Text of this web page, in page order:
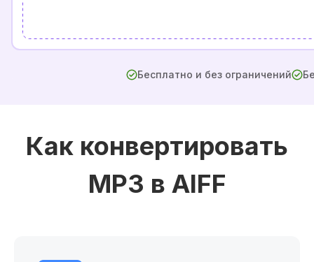
Бесплатно и без ограничений
Как конвертировать
MP3 в AIFF